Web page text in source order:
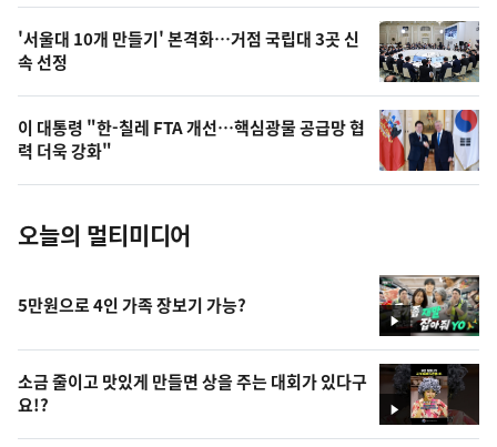
오
늘
의
사
진
'서울대 10개 만들기' 본격화…거점 국립대 3곳 신
속 선정
이 대통령 "한-칠레 FTA 개선…핵심광물 공급망 협
력 더욱 강화"
오늘의 멀티미디어
영
상
5만원으로 4인 가족 장보기 가능?
영
상
소금 줄이고 맛있게 만들면 상을 주는 대회가 있다구
요!?